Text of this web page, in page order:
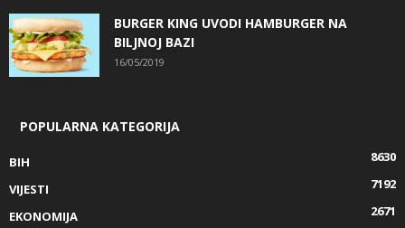
BURGER KING UVODI HAMBURGER NA
BILJNOJ BAZI
16/05/2019
POPULARNA KATEGORIJA
BIH
8630
VIJESTI
7192
EKONOMIJA
2671